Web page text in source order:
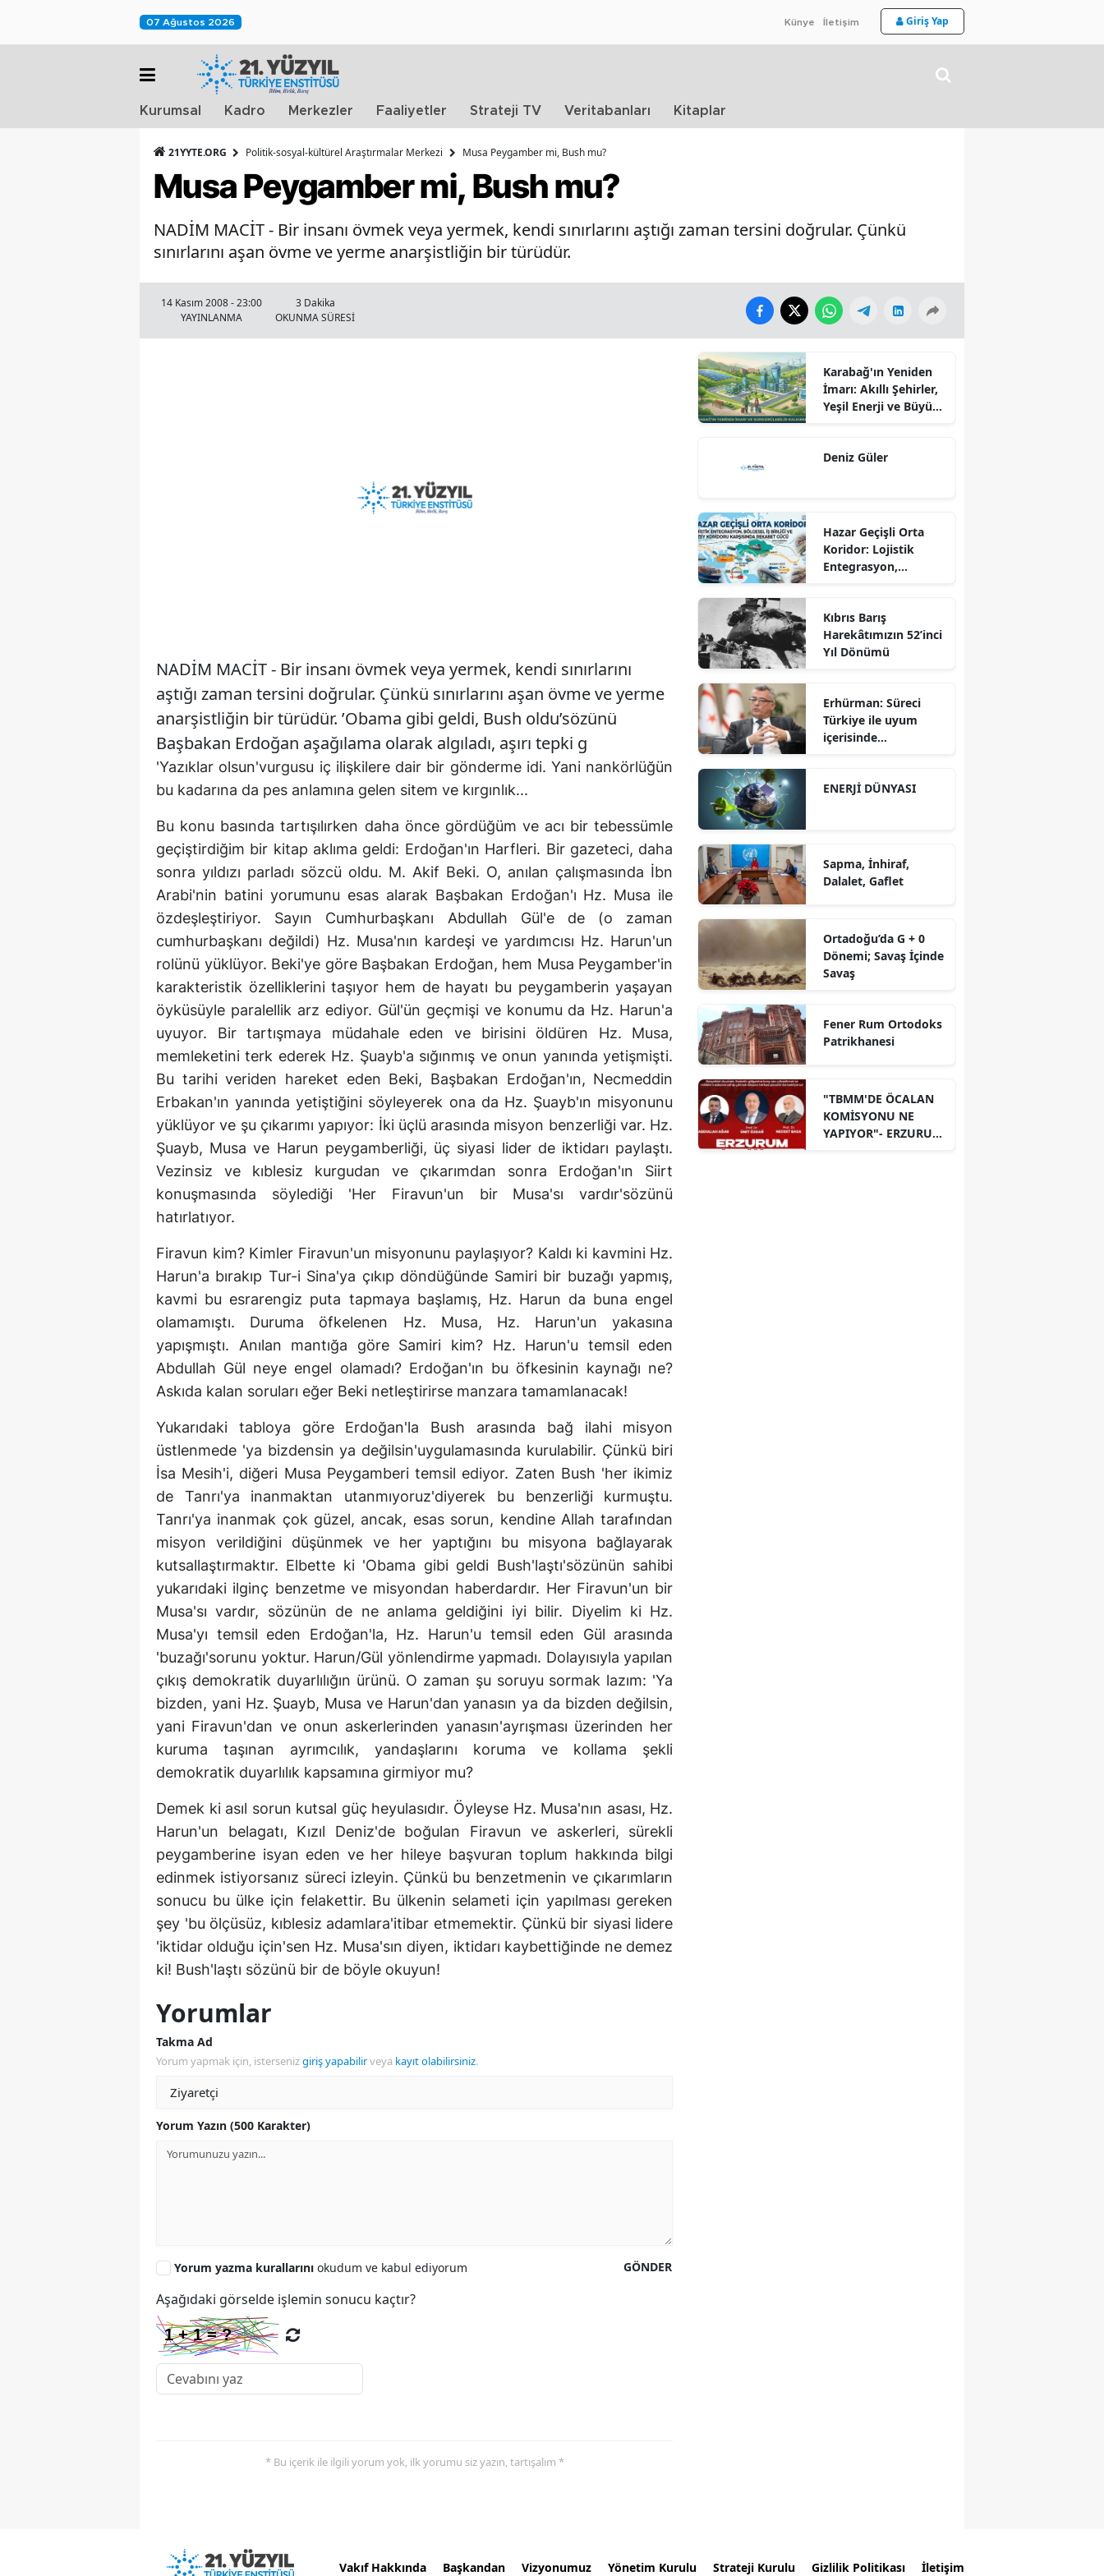
07 Ağustos 2026 Künye İletişim Giriş Yap
Kurumsal Kadro Merkezler Faaliyetler Strateji TV Veritabanları Kitaplar
21YYTE.ORG Politik-sosyal-kültürel Araştırmalar Merkezi Musa Peygamber mi, Bush mu?
Musa Peygamber mi, Bush mu?
NADİM MACİT - Bir insanı övmek veya yermek, kendi sınırlarını aştığı zaman tersini doğrular. Çünkü
sınırlarını aşan övme ve yerme anarşistliğin bir türüdür.
14 Kasım 2008 - 23:00
YAYINLANMA
3 Dakika
OKUNMA SÜRESİ
NADİM MACİT - Bir insanı övmek veya yermek, kendi sınırlarını
aştığı zaman tersini doğrular. Çünkü sınırlarını aşan övme ve yerme
anarşistliğin bir türüdür. ’Obama gibi geldi, Bush oldu’sözünü
Başbakan Erdoğan aşağılama olarak algıladı, aşırı tepki g
'Yazıklar olsun'vurgusu iç ilişkilere dair bir gönderme idi. Yani nankörlüğün
bu kadarına da pes anlamına gelen sitem ve kırgınlık...
Bu konu basında tartışılırken daha önce gördüğüm ve acı bir tebessümle
geçiştirdiğim bir kitap aklıma geldi: Erdoğan'ın Harfleri. Bir gazeteci, daha
sonra yıldızı parladı sözcü oldu. M. Akif Beki. O, anılan çalışmasında İbn
Arabi'nin batini yorumunu esas alarak Başbakan Erdoğan'ı Hz. Musa ile
özdeşleştiriyor. Sayın Cumhurbaşkanı Abdullah Gül'e de (o zaman
cumhurbaşkanı değildi) Hz. Musa'nın kardeşi ve yardımcısı Hz. Harun'un
rolünü yüklüyor. Beki'ye göre Başbakan Erdoğan, hem Musa Peygamber'in
karakteristik özelliklerini taşıyor hem de hayatı bu peygamberin yaşayan
öyküsüyle paralellik arz ediyor. Gül'ün geçmişi ve konumu da Hz. Harun'a
uyuyor. Bir tartışmaya müdahale eden ve birisini öldüren Hz. Musa,
memleketini terk ederek Hz. Şuayb'a sığınmış ve onun yanında yetişmişti.
Bu tarihi veriden hareket eden Beki, Başbakan Erdoğan'ın, Necmeddin
Erbakan'ın yanında yetiştiğini söyleyerek ona da Hz. Şuayb'ın misyonunu
yüklüyor ve şu çıkarımı yapıyor: İki üçlü arasında misyon benzerliği var. Hz.
Şuayb, Musa ve Harun peygamberliği, üç siyasi lider de iktidarı paylaştı.
Vezinsiz ve kıblesiz kurgudan ve çıkarımdan sonra Erdoğan'ın Siirt
konuşmasında söylediği 'Her Firavun'un bir Musa'sı vardır'sözünü
hatırlatıyor.
Firavun kim? Kimler Firavun'un misyonunu paylaşıyor? Kaldı ki kavmini Hz.
Harun'a bırakıp Tur-i Sina'ya çıkıp döndüğünde Samiri bir buzağı yapmış,
kavmi bu esrarengiz puta tapmaya başlamış, Hz. Harun da buna engel
olamamıştı. Duruma öfkelenen Hz. Musa, Hz. Harun'un yakasına
yapışmıştı. Anılan mantığa göre Samiri kim? Hz. Harun'u temsil eden
Abdullah Gül neye engel olamadı? Erdoğan'ın bu öfkesinin kaynağı ne?
Askıda kalan soruları eğer Beki netleştirirse manzara tamamlanacak!
Yukarıdaki tabloya göre Erdoğan'la Bush arasında bağ ilahi misyon
üstlenmede 'ya bizdensin ya değilsin'uygulamasında kurulabilir. Çünkü biri
İsa Mesih'i, diğeri Musa Peygamberi temsil ediyor. Zaten Bush 'her ikimiz
de Tanrı'ya inanmaktan utanmıyoruz'diyerek bu benzerliği kurmuştu.
Tanrı'ya inanmak çok güzel, ancak, esas sorun, kendine Allah tarafından
misyon verildiğini düşünmek ve her yaptığını bu misyona bağlayarak
kutsallaştırmaktır. Elbette ki 'Obama gibi geldi Bush'laştı'sözünün sahibi
yukarıdaki ilginç benzetme ve misyondan haberdardır. Her Firavun'un bir
Musa'sı vardır, sözünün de ne anlama geldiğini iyi bilir. Diyelim ki Hz.
Musa'yı temsil eden Erdoğan'la, Hz. Harun'u temsil eden Gül arasında
'buzağı'sorunu yoktur. Harun/Gül yönlendirme yapmadı. Dolayısıyla yapılan
çıkış demokratik duyarlılığın ürünü. O zaman şu soruyu sormak lazım: 'Ya
bizden, yani Hz. Şuayb, Musa ve Harun'dan yanasın ya da bizden değilsin,
yani Firavun'dan ve onun askerlerinden yanasın'ayrışması üzerinden her
kuruma taşınan ayrımcılık, yandaşlarını koruma ve kollama şekli
demokratik duyarlılık kapsamına girmiyor mu?
Demek ki asıl sorun kutsal güç heyulasıdır. Öyleyse Hz. Musa'nın asası, Hz.
Harun'un belagatı, Kızıl Deniz'de boğulan Firavun ve askerleri, sürekli
peygamberine isyan eden ve her hileye başvuran toplum hakkında bilgi
edinmek istiyorsanız süreci izleyin. Çünkü bu benzetmenin ve çıkarımların
sonucu bu ülke için felakettir. Bu ülkenin selameti için yapılması gereken
şey 'bu ölçüsüz, kıblesiz adamlara'itibar etmemektir. Çünkü bir siyasi lidere
'iktidar olduğu için'sen Hz. Musa'sın diyen, iktidarı kaybettiğinde ne demez
ki! Bush'laştı sözünü bir de böyle okuyun!
Yorumlar
Takma Ad
Yorum yapmak için, istersenizgiriş yapabilirveya kayıt olabilirsiniz.
Yorum Yazın (500 Karakter)
GÖNDER
Yorum yazma kurallarını okudum ve kabul ediyorum
Aşağıdaki görselde işlemin sonucu kaçtır?
* Bu içerik ile ilgili yorum yok, ilk yorumu siz yazın, tartışalım *
Karabağ'ın Yeniden
İmarı: Akıllı Şehirler,
Yeşil Enerji ve Büyük
Sürdürülebilir
Deniz Güler
Hazar Geçişli Orta
Koridor: Lojistik
Entegrasyon,
Karşısında Rekabet
Gücü
Kıbrıs Barış
Harekâtımızın 52’inci
Yıl Dönümü
Erhürman: Süreci
Türkiye ile uyum
içerisinde
ENERJİ DÜNYASI
Sapma, İnhiraf,
Dalalet, Gaflet
Ortadoğu’da G + 0
Dönemi; Savaş İçinde
Savaş
Fener Rum Ortodoks
Patrikhanesi
"TBMM'DE ÖCALAN
KOMİSYONU NE
YAPIYOR"- ERZURUM
Vakıf Hakkında Başkandan Vizyonumuz Yönetim Kurulu Strateji Kurulu Gizlilik Politikası İletişim